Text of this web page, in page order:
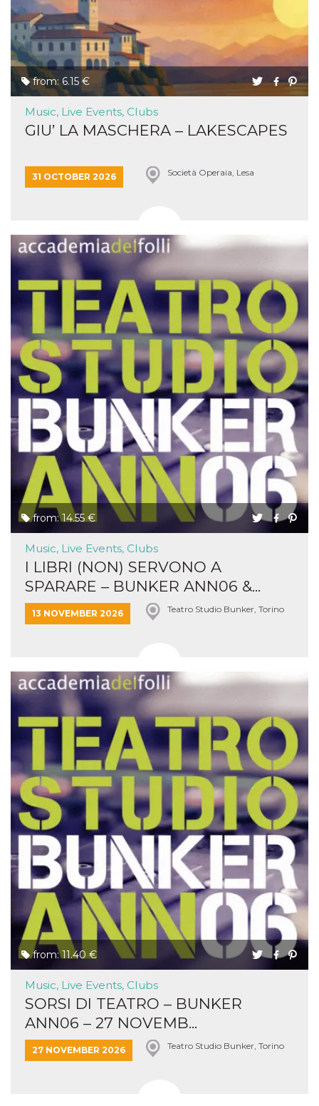
from: 6.15 €
Music, Live Events, Clubs
GIU’ LA MASCHERA – LAKESCAPES
31 OCTOBER 2026 Società Operaia, Lesa
from: 14.55 €
Music, Live Events, Clubs
I LIBRI (NON) SERVONO A
SPARARE – BUNKER ANN06 &...
13 NOVEMBER 2026 Teatro Studio Bunker, Torino
from: 11.40 €
Music, Live Events, Clubs
SORSI DI TEATRO – BUNKER
ANN06 – 27 NOVEMB...
27 NOVEMBER 2026 Teatro Studio Bunker, Torino